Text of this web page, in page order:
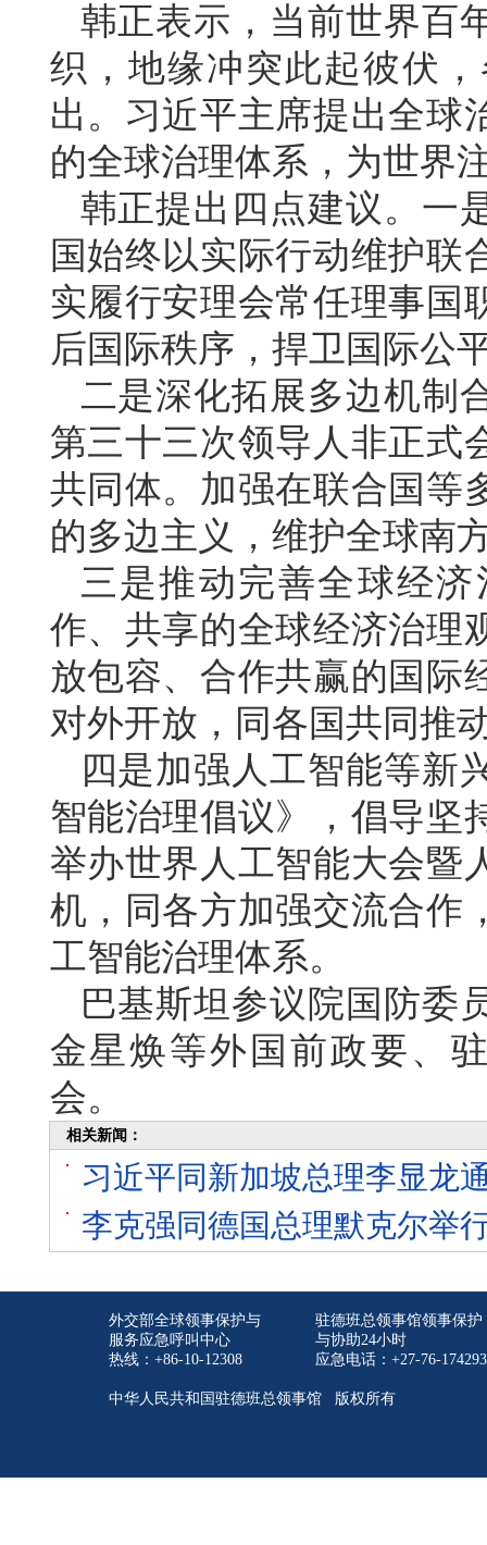
韩正表示，当前世界百
织，地缘冲突此起彼伏
出。习近平主席提出全球
的全球治理体系，为世界
韩正提出四点建议。一
国始终以实际行动维护联
实履行安理会常任理事国
后国际秩序，捍卫国际公
二是深化拓展多边机制
第三十三次领导人非正式
共同体。加强在联合国等
的多边主义，维护全球南
三是推动完善全球经
作、共享的全球经济治理
放包容、合作共赢的国际
对外开放，同各国共同推
四是加强人工智能等新
智能治理倡议》，倡导坚
举办世界人工智能大会暨
机，同各方加强交流合作
工智能治理体系。
巴基斯坦参议院国防委
金星焕等外国前政要、
会。
相关新闻：
习近平同新加坡总理李显龙
李克强同德国总理默克尔举
外交部全球领事保护与
服务应急呼叫中心
热线：+86-10-12308
驻德班总领事馆领事保护
与协助24小时
应急电话：+27-76-
中华人民共和国驻德班总领事馆 版权所有